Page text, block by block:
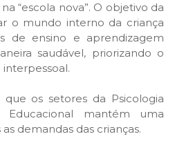
“escola nova”. O objetivo da
o mundo interno da criança
de ensino e aprendizagem
saudável, priorizando o
os setores da Psicologia
Educacional mantém uma
demandas das crianças.